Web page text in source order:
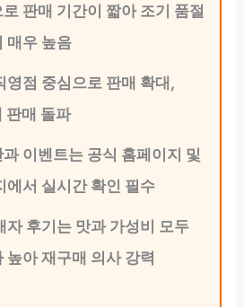
판매 기간이 짧아 조기 품절
매우 높음
영점 중심으로 판매 확대,
판매 돌파
이벤트는 공식 홈페이지 및
에서 실시간 확인 필수
자 후기는 맛과 가성비 모두
높아 재구매 의사 강력